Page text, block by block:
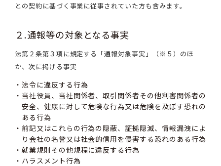
との契約に基づく事業に従事されていた方も含みます。
２.通報等の対象となる事実
法第２条第３項に規定する「通報対象事実」（※５）のほ
か、次に掲げる事実
法令に違反する行為
当社役員、当社関係者、取引関係者その他利害関係者の
安全、健康に対して危険な行為又は危険を及ぼす恐れの
ある行為
前記又はこれらの行為の隠蔽、証拠隠滅、情報漏洩によ
り会社の名誉又は社会的信用を侵害する恐れのある行為
就業規則その他規程に違反する行為
ハラスメント行為